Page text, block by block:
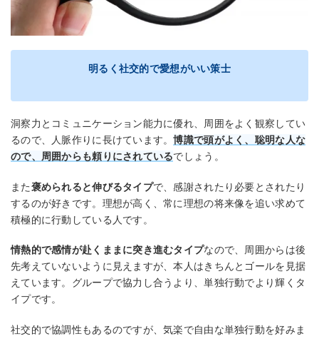
明るく社交的で愛想がいい策士
洞察力とコミュニケーション能力に優れ、周囲をよく観察してい
るので、人脈作りに長けています。博識で頭がよく、聡明な人な
ので、周囲からも頼りにされているでしょう。
また褒められると伸びるタイプで、感謝されたり必要とされたり
するのが好きです。理想が高く、常に理想の将来像を追い求めて
積極的に行動している人です。
情熱的で感情が赴くままに突き進むタイプなので、周囲からは後
先考えていないように見えますが、本人はきちんとゴールを見据
えています。グループで協力し合うより、単独行動でより輝くタ
イプです。
社交的で協調性もあるのですが、気楽で自由な単独行動を好みま